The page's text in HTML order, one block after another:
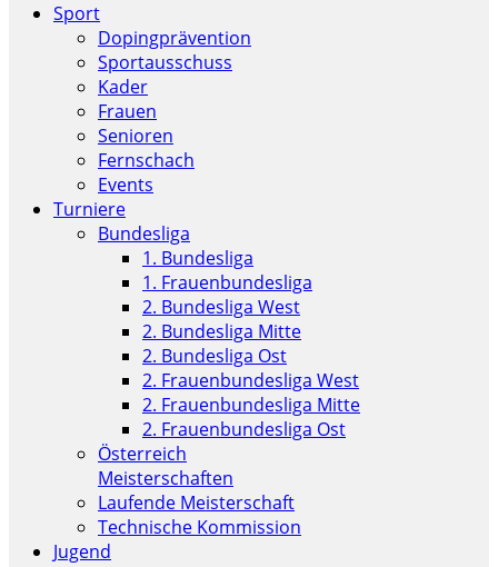
Sport
Dopingprävention
Sportausschuss
Kader
Frauen
Senioren
Fernschach
Events
Turniere
Bundesliga
1. Bundesliga
1. Frauenbundesliga
2. Bundesliga West
2. Bundesliga Mitte
2. Bundesliga Ost
2. Frauenbundesliga West
2. Frauenbundesliga Mitte
2. Frauenbundesliga Ost
Österreich
Meisterschaften
Laufende Meisterschaft
Technische Kommission
Jugend